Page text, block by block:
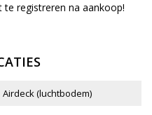
te registreren na aankoop!
Airdeck (luchtbodem)